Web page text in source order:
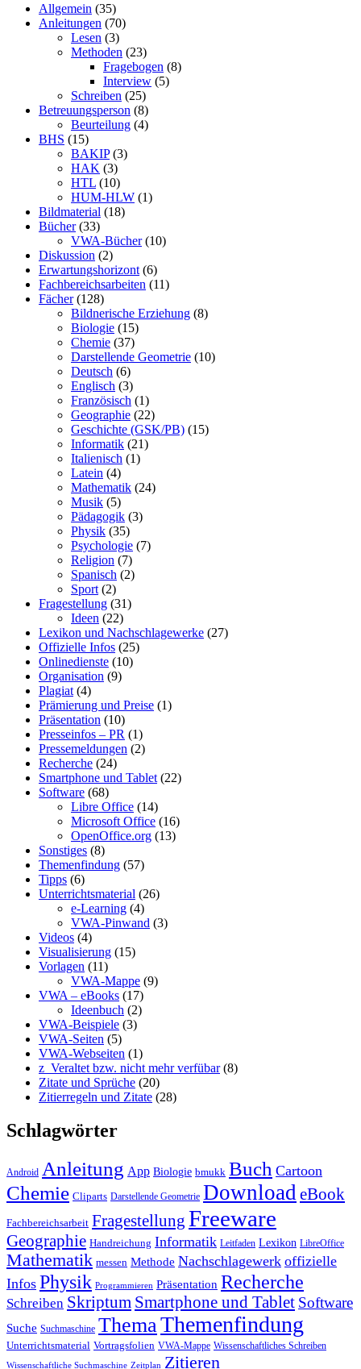
Allgemein (35)
Anleitungen (70)
Lesen (3)
Methoden (23)
Fragebogen (8)
Interview (5)
Schreiben (25)
Betreuungsperson (8)
Beurteilung (4)
BHS (15)
BAKIP(3)
HAK (3)
HTL (10)
HUM-HLW (1)
Bildmaterial (18)
Bücher(33)
VWA-Bücher(10)
Diskussion (2)
Erwartungshorizont (6)
Fachbereichsarbeiten (11)
Fächer(128)
Bildnerische Erziehung (8)
Biologie (15)
Chemie (37)
Darstellende Geometrie (10)
Deutsch (6)
Englisch (3)
Französisch (1)
Geographie (22)
Geschichte (GSK/PB) (15)
Informatik (21)
Italienisch (1)
Latein (4)
Mathematik (24)
Musik (5)
Pädagogik (3)
Physik (35)
Psychologie (7)
Religion (7)
Spanisch (2)
Sport (2)
Fragestellung (31)
Ideen (22)
Lexikon und Nachschlagewerke (27)
Offizielle Infos (25)
Onlinedienste (10)
Organisation (9)
Plagiat (4)
Prämierung und Preise (1)
Präsentation (10)
Presseinfos – PR (1)
Pressemeldungen (2)
Recherche (24)
Smartphone und Tablet (22)
Software (68)
Libre Office (14)
Microsoft Office (16)
OpenOffice.org (13)
Sonstiges (8)
Themenfindung (57)
Tipps (6)
Unterrichtsmaterial (26)
e-Learning (4)
VWA-Pinwand (3)
Videos (4)
Visualisierung (15)
Vorlagen (11)
VWA-Mappe (9)
VWA – eBooks (17)
Ideenbuch (2)
VWA-Beispiele (3)
VWA-Seiten (5)
VWA-Webseiten (1)
z_Veraltet bzw. nicht mehr verfübar(8)
Zitate und Sprüche (20)
Zitierregeln und Zitate (28)
Schlagwörter
Android Anleitung App Biologie bmukk Buch Cartoon
Chemie Cliparts Darstellende Geometrie DownloadeBook
Fachbereichsarbeit Fragestellung Freeware
Geographie Handreichung Informatik Leitfaden Lexikon LibreOffice
Mathematik messen Methode Nachschlagewerk offizielle
Infos Physik Programmieren Präsentation Recherche
Schreiben Skriptum Smartphone und Tablet Software
Suche Suchmaschine ThemaThemenfindung
Unterrichtsmaterial Vortragsfolien VWA-Mappe Wissenschaftliches Schreiben
Wissenschaftliche Suchmaschine Zeitplan Zitieren